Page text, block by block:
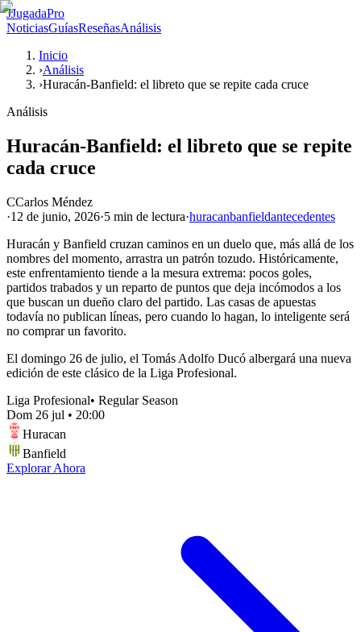
JJugadaPro
NoticiasGuíasReseñasAnálisis
Inicio
›Análisis
›Huracán-Banfield: el libreto que se repite cada cruce
Análisis
Huracán-Banfield: el libreto que se repite
cada cruce
CCarlos Méndez
·12 de junio, 2026·5 min de lectura·huracanbanfieldantecedentes
Huracán y Banfield cruzan caminos en un duelo que, más allá de los
nombres del momento, arrastra un patrón tozudo. Históricamente,
este enfrentamiento tiende a la mesura extrema: pocos goles,
partidos trabados y un reparto de puntos que deja incómodos a los
que buscan un dueño claro del partido. Las casas de apuestas
todavía no publican líneas, pero cuando lo hagan, lo inteligente será
no comprar un favorito.
El domingo 26 de julio, el Tomás Adolfo Ducó albergará una nueva
edición de este clásico de la Liga Profesional.
Liga Profesional• Regular Season
Dom 26 jul • 20:00
Huracan
Banfield
Explorar Ahora